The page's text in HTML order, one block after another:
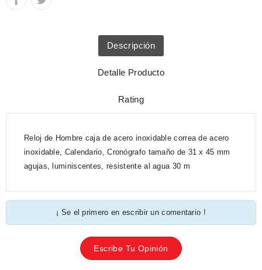
Descripción
Detalle Producto
Rating
Reloj de Hombre caja de acero inoxidable correa de acero
inoxidable, Calendario, Cronógrafo tamaño de 31 x 45 mm
agujas, luminiscentes, resistente al agua 30 m
¡ Se el primero en escribir un comentario !
Escribe Tu Opinión